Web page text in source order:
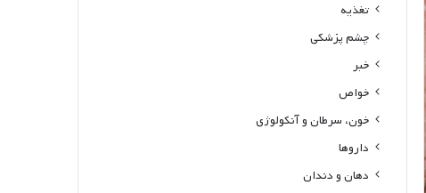
تغذیه
چشم پزشکی
خبر
خواص
خون، سرطان و آنکولوژی
داروها
دهان و دندان